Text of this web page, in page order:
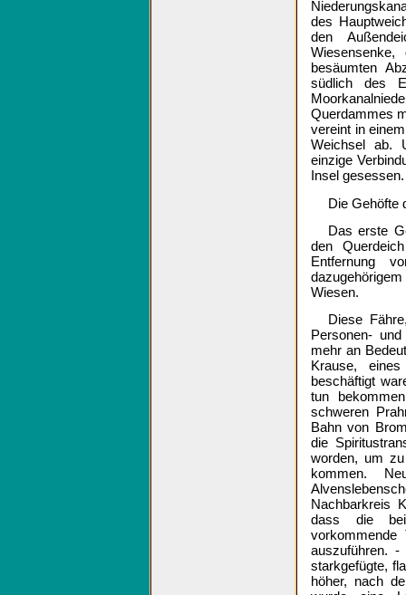
des
den
besäumten
südlich des
Querdammes
vereint in
Weichsel ab.
einzige
Insel gesessen.
Die Gehöfte
Das erste
den
Entfernung
Wiesen.
Diese
Personen-
mehr an
Krause,
beschäftigt
tun
schweren
Bahn von
die
worden, um
kommen.
Nachbarkreis
dass die
vorkommende
auszuführen.
starkgefügte,
höher, nach